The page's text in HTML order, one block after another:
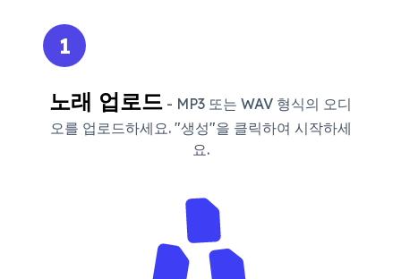
1
노래 업로드 - MP3 또는 WAV 형식의 오디
오를 업로드하세요. "생성"을 클릭하여 시작하세
요.